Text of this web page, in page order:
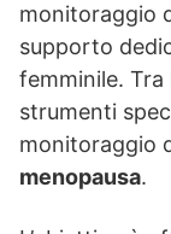
monitoraggio
supporto
femminile.
strumenti
monitoraggio
menopausa.